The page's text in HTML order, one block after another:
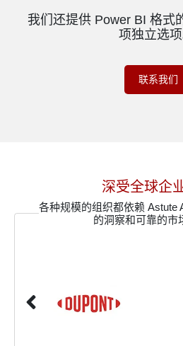
我们还提供 Power BI 格式
项独立选
联系我们
深受全球企
各种规模的组织都依赖 Astute
的洞察和可靠的市